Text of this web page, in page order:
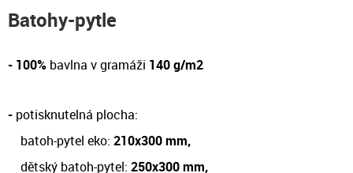
Batohy-pytle
- 100% bavlna v gramáži 140 g/m2
- potisknutelná plocha:
batoh-pytel eko: 210x300 mm,
dětský batoh-pytel: 250x300 mm,